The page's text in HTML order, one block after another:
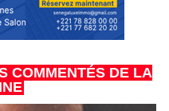
COMMENTÉS DE LA